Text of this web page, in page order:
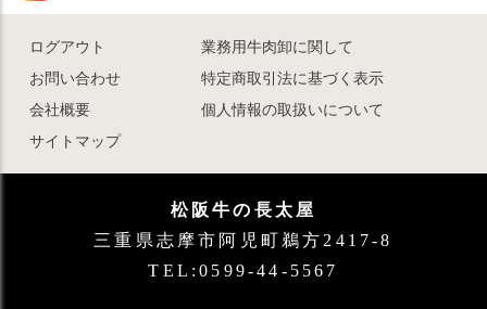
ログアウト
業務用牛肉卸に関して
お問い合わせ
特定商取引法に基づく表示
会社概要
個人情報の取扱いについて
サイトマップ
松阪牛の長太屋
三重県志摩市阿児町鵜方2417-8
TEL:0599-44-5567